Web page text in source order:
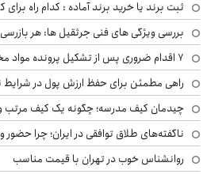
ثبت برند یا خرید برند آماده : کدام راه
بررسی ویژگی های فنی جرثقیل ها: هر بازرسی
۷ اقدام ضروری پس از تشکیل پرونده مواد مخدر؛ راهنمای خانواده‌ها
راهی مطمئن برای حفظ ارزش پول در شرایط
چیدمان کیف مدرسه؛ چگونه یک کیف مرتب
ناگفته‌های طلاق توافقی در ایران؛ چرا
روانشناس خوب در تهران با قیمت مناسب